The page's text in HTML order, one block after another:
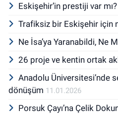
Eskişehir’in prestiji var mı?
Trafiksiz bir Eskişehir için
Ne İsa’ya Yaranabildi, Ne
26 proje ve kentin ortak
Anadolu Üniversitesi’nde
dönüşüm 11.01.2026
Porsuk Çayı’na Çelik